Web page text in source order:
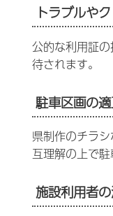
トラブルや
公的な利用証
待されます。
駐車区画の
県制作のチラ
互理解の上で
施設利用者